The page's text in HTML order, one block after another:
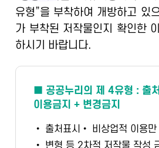
유형”을 부착하여 개방하고 있
가 부착된 저작물인지 확인한
하시기 바랍니다.
■ 공공누리의 제 4유형 : 출
이용금지 + 변경금지
• 출처표시 • 비상업적 이용만
• 변형 등 2차적 저작물 작성